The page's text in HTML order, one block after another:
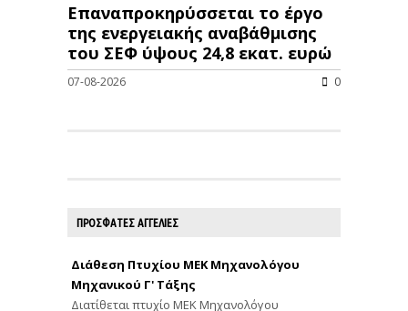
Επαναπροκηρύσσεται το έργο
της ενεργειακής αναβάθμισης
του ΣΕΦ ύψους 24,8 εκατ. ευρώ
07-08-2026 0
ΠΡΟΣΦΑΤΕΣ ΑΓΓΕΛΙΕΣ
Διάθεση Πτυχίου ΜΕΚ Μηχανολόγου
Μηχανικού Γ' Τάξης
Διατίθεται πτυχίο ΜΕΚ Μηχανολόγου